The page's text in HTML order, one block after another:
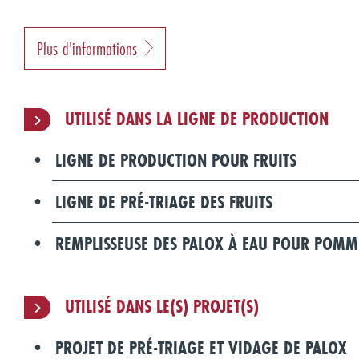
Plus d'informations
UTILISÉ DANS LA LIGNE DE PRODUCTION
LIGNE DE PRODUCTION POUR FRUITS
LIGNE DE PRÉ-TRIAGE DES FRUITS
REMPLISSEUSE DES PALOX À EAU POUR
UTILISÉ DANS LE(S) PROJET(S)
PROJET DE PRÉ-TRIAGE ET VIDAGE DE PALOX